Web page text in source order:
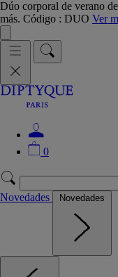
Dúo corporal de verano
más. Código : DUO Ver
0
Novedades Novedades